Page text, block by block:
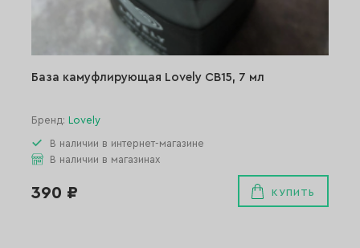
База камуфлирующая Lovely СВ15, 7 мл
Бренд: Lovely
В наличии в интернет-магазине
В наличии в магазинах
390 ₽ КУПИТЬ